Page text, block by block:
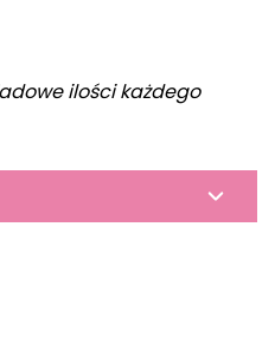
ilości każdego